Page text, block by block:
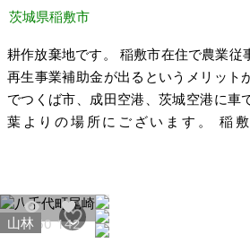
茨城県稲敷市
耕作放棄地です。 稲敷市在住で農業従
再生事業補助金が出るというメリット
でつくば市、成田空港、茨城空港に車
葉よりの場所にございます。 稲敷市耕作放棄地補助金
https://www.city.inashiki.lg.jp/page/
でしょう。 稲敷市新規就農補助金
https://www.city.inashiki.lg.jp/page/
27060 142
山林